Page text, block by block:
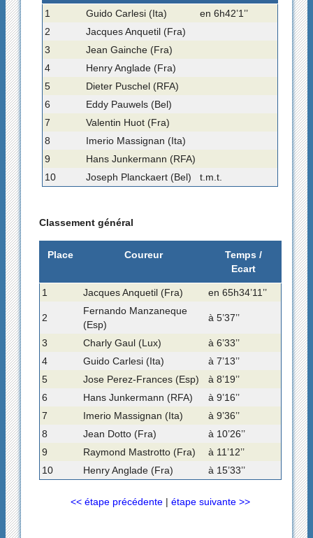
1 Guido Carlesi (Ita)
en 6h42’1’’
2
Jacques Anquetil (Fra)
3
Jean Gainche (Fra)
4
Henry Anglade (Fra)
5
Dieter Puschel (RFA)
6
Eddy Pauwels (Bel)
7
Valentin Huot (Fra)
8
Imerio Massignan (Ita)
9
Hans Junkermann (RFA)
10
Joseph Planckaert (Bel) t.m.t.
Classement général
Place Coureur
Temps /
Ecart
1 Jacques Anquetil (Fra) en 65h34’11’’
2
Fernando Manzaneque
(Esp)
à 5’37’’
3 Charly Gaul (Lux)
à 6’33’’
4
Guido Carlesi (Ita)
à 7’13’’
5
Jose Perez-Frances (Esp)
à 8’19’’
6
Hans Junkermann (RFA)
à 9’16’’
7
Imerio Massignan (Ita)
à 9’36’’
8
Jean Dotto (Fra)
à 10’26’’
9
Raymond Mastrotto (Fra)
à 11’12’’
10
Henry Anglade (Fra) à 15’33’’
<< étape précédente| étape suivante >>